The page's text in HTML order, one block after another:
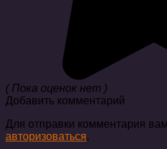
( Пока оценок нет )
Добавить комментарий
Для отправки комментария
авторизоваться.